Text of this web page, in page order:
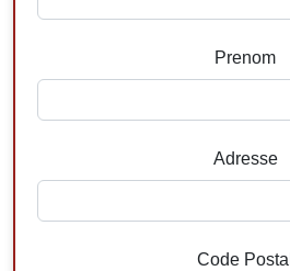
Prenom
Adresse
Code Postal